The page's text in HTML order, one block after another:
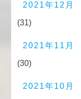
2021年12月
(31)
2021年11月
(30)
2021年10月